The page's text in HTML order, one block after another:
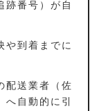
跡番号）が自
や到着までに
配送業者（佐
自動的に引